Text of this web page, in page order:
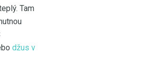
Tam
džus v